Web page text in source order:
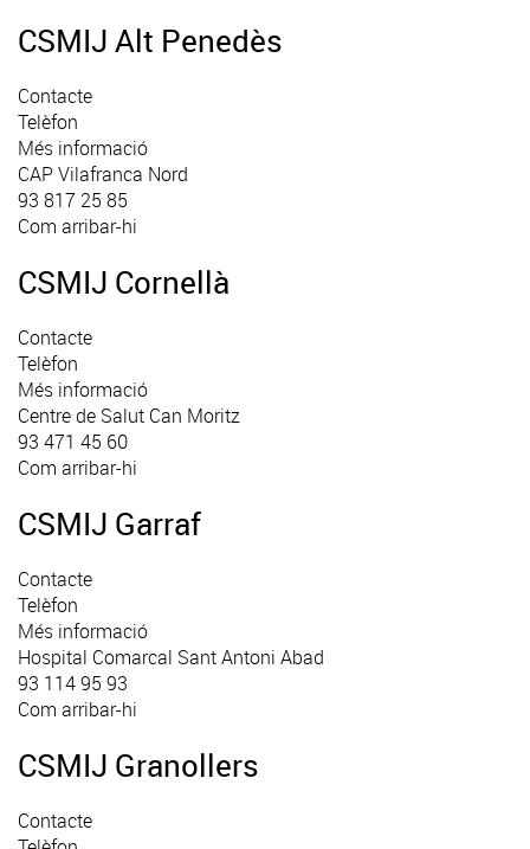
CSMIJ Alt Penedès
Contacte
Telèfon
Més informació
CAP Vilafranca Nord
93 817 25 85
Com arribar-hi
CSMIJ Cornellà
Contacte
Telèfon
Més informació
Centre de Salut Can Moritz
93 471 45 60
Com arribar-hi
CSMIJ Garraf
Contacte
Telèfon
Més informació
Hospital Comarcal Sant Antoni Abad
93 114 95 93
Com arribar-hi
CSMIJ Granollers
Contacte